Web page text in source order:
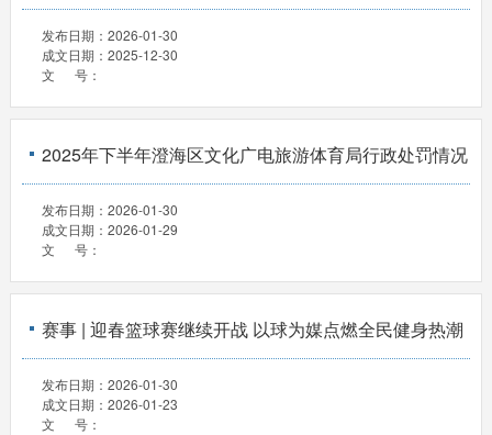
发布日期： 2026-01-30
成文日期： 2025-12-30
文 号：
2025年下半年澄海区文化广电旅游体育局行政处罚情况
发布日期： 2026-01-30
成文日期： 2026-01-29
文 号：
赛事 | 迎春篮球赛继续开战 以球为媒点燃全民健身热潮
发布日期： 2026-01-30
成文日期： 2026-01-23
文 号：